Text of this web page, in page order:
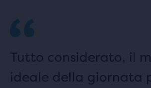
Tutto considerato, il
ideale della giornata